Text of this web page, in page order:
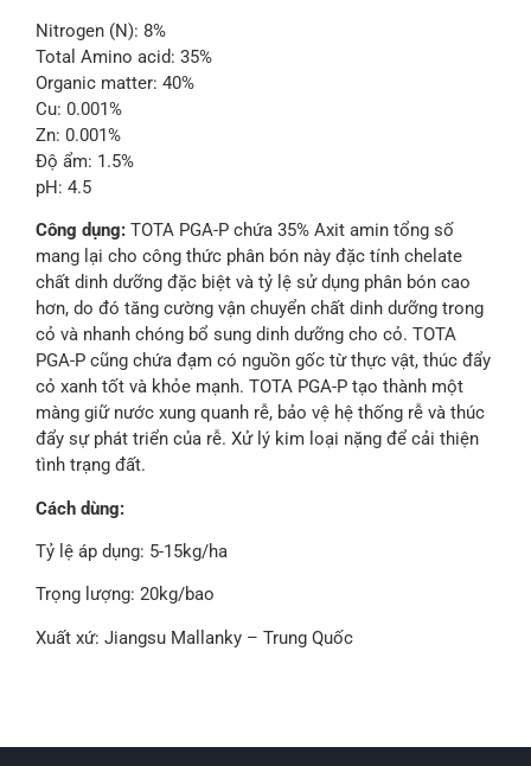
Nitrogen (N): 8%
Total Amino acid: 35%
Organic matter: 40%
Cu: 0.001%
Zn: 0.001%
Độ ẩm: 1.5%
pH: 4.5
Công dụng: TOTA PGA-P chứa 35% Axit amin tổng số
mang lại cho công thức phân bón này đặc tính chelate
chất dinh dưỡng đặc biệt và tỷ lệ sử dụng phân bón cao
hơn, do đó tăng cường vận chuyển chất dinh dưỡng trong
cỏ và nhanh chóng bổ sung dinh dưỡng cho cỏ. TOTA
PGA-P cũng chứa đạm có nguồn gốc từ thực vật, thúc đẩy
cỏ xanh tốt và khỏe mạnh. TOTA PGA-P tạo thành một
màng giữ nước xung quanh rễ, bảo vệ hệ thống rễ và thúc
đẩy sự phát triển của rễ. Xử lý kim loại nặng để cải thiện
tình trạng đất.
Cách dùng:
Tỷ lệ áp dụng: 5-15kg/ha
Trọng lượng: 20kg/bao
Xuất xứ: Jiangsu Mallanky – Trung Quốc